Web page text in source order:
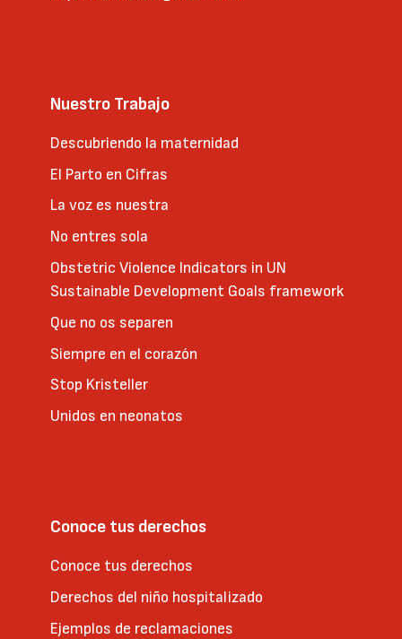
Nuestro Trabajo
Descubriendo la maternidad
El Parto en Cifras
La voz es nuestra
No entres sola
Obstetric Violence Indicators in UN
Sustainable Development Goals framework
Que no os separen
Siempre en el corazón
Stop Kristeller
Unidos en neonatos
Conoce tus derechos
Conoce tus derechos
Derechos del niño hospitalizado
Ejemplos de reclamaciones